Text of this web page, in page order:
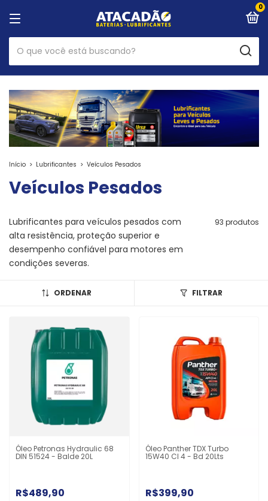
0
Início > Lubrificantes > Veículos Pesados
Veículos Pesados
Lubrificantes para veículos pesados com
alta resistência, proteção superior e
desempenho confiável para motores em
condições severas.
93 produtos
ORDENAR FILTRAR
Óleo Petronas Hydraulic 68
DIN 51524 - Balde 20L
R$489,90
Óleo Panther TDX Turbo
15W40 CI 4 - Bd 20Lts
R$399,90